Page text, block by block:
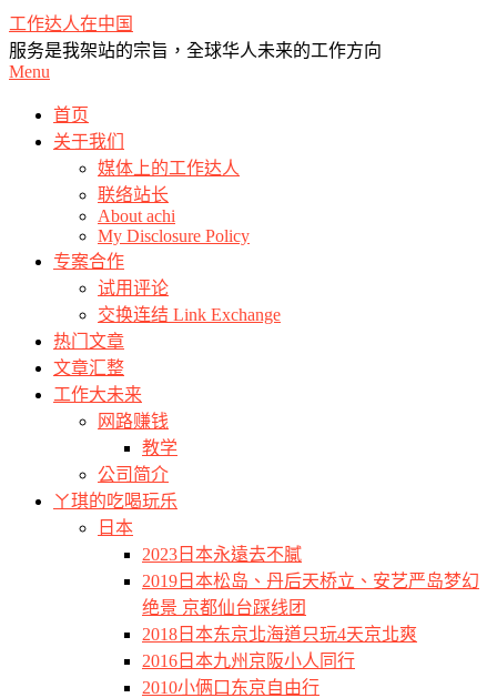
Skip
to
content
工作达人在中国
服务是我架站的宗旨，全球华人未来的工作方向
Primary
Menu
Menu
首页
关于我们
媒体上的工作达人
联络站长
About achi
My Disclosure Policy
专案合作
试用评论
交换连结 Link Exchange
热门文章
文章汇整
工作大未来
网路赚钱
教学
公司简介
ㄚ琪的吃喝玩乐
日本
2023日本永遠去不膩
2019日本松岛、丹后天桥立、安艺严岛梦幻
绝景 京都仙台踩线团
2018日本东京北海道只玩4天京北爽
2016日本九州京阪小人同行
2010小俩口东京自由行